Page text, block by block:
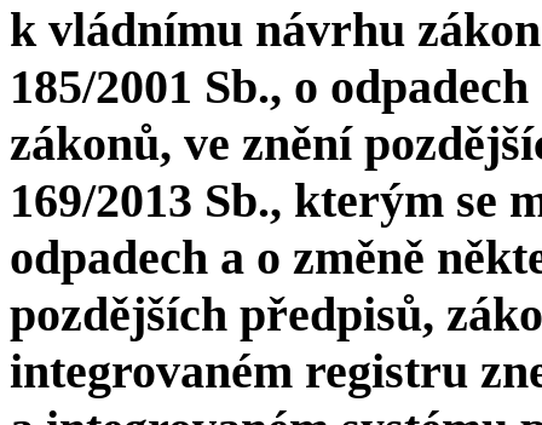
k vládnímu návrhu
185/2001 Sb., o
zákonů, ve znění
169/2013 Sb., kterým se
odpadech a o změně
pozdějších předpisů,
integrovaném registru